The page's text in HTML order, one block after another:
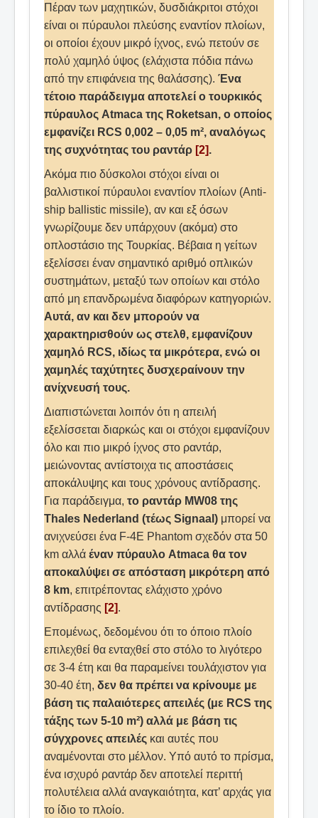
Πέραν των μαχητικών, δυσδιάκριτοι στόχοι
είναι οι πύραυλοι πλεύσης εναντίον πλοίων,
οι οποίοι έχουν μικρό ίχνος, ενώ πετούν σε
πολύ χαμηλό ύψος (ελάχιστα πόδια πάνω
από την επιφάνεια της θαλάσσης). Ένα
τέτοιο παράδειγμα αποτελεί ο τουρκικός
πύραυλος Atmaca της Roketsan, ο οποίος
εμφανίζει RCS 0,002 – 0,05 m², αναλόγως
της συχνότητας του ραντάρ [2].
Ακόμα πιο δύσκολοι στόχοι είναι οι
βαλλιστικοί πύραυλοι εναντίον πλοίων (Anti-
ship ballistic missile), αν και εξ όσων
γνωρίζουμε δεν υπάρχουν (ακόμα) στο
οπλοστάσιο της Τουρκίας. Βέβαια η γείτων
εξελίσσει έναν σημαντικό αριθμό οπλικών
συστημάτων, μεταξύ των οποίων και στόλο
από μη επανδρωμένα διαφόρων κατηγοριών.
Αυτά, αν και δεν μπορούν να
χαρακτηρισθούν ως στελθ, εμφανίζουν
χαμηλό RCS, ιδίως τα μικρότερα, ενώ οι
χαμηλές ταχύτητες δυσχεραίνουν την
ανίχνευσή τους.
Διαπιστώνεται λοιπόν ότι η απειλή
εξελίσσεται διαρκώς και οι στόχοι εμφανίζουν
όλο και πιο μικρό ίχνος στο ραντάρ,
μειώνοντας αντίστοιχα τις αποστάσεις
αποκάλυψης και τους χρόνους αντίδρασης.
Για παράδειγμα, το ραντάρ MW08 της
Thales Nederland (τέως Signaal) μπορεί να
ανιχνεύσει ένα F-4E Phantom σχεδόν στα 50
km αλλά έναν πύραυλο Atmaca θα τον
αποκαλύψει σε απόσταση μικρότερη από
8 km, επιτρέποντας ελάχιστο χρόνο
αντίδρασης [2].
Επομένως, δεδομένου ότι το όποιο πλοίο
επιλεχθεί θα ενταχθεί στο στόλο το λιγότερο
σε 3-4 έτη και θα παραμείνει τουλάχιστον για
30-40 έτη, δεν θα πρέπει να κρίνουμε με
βάση τις παλαιότερες απειλές (με RCS της
τάξης των 5-10 m²) αλλά με βάση τις
σύγχρονες απειλές και αυτές που
αναμένονται στο μέλλον. Υπό αυτό το πρίσμα,
ένα ισχυρό ραντάρ δεν αποτελεί περιττή
πολυτέλεια αλλά αναγκαιότητα, κατ’ αρχάς για
το ίδιο το πλοίο.